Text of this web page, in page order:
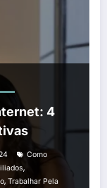
4
Como
,
, Trabalhar Pela